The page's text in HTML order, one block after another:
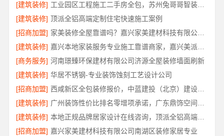
[建筑装修]
工业园区工程施工二手房全包，苏州兔哥哥智装新材料有限公司责任明确
[建筑装修] 顶派全铝高端定制住宅快速施工案例
[招商加盟]
家美装修全屋靠谱吗？嘉兴家美建材科技有限公司专业解答
[建筑装修]
[商务服务] 河南璟臻环保建材有限公司济源全屋装修墙面刷新
[建筑装修] 华居不锈钢-专业装饰蚀刻工艺设计公司
[招商加盟]
西咸新区全包装修报价，中蓝建投（北京）建设有限公司武功分公司透明公正
[建筑装修]
[建筑装修]
本地正规品牌居家设计在线咨询，顶派全铝高端定制
[招商加盟] 嘉兴家美建材科技有限公司南湖区装修家居专业